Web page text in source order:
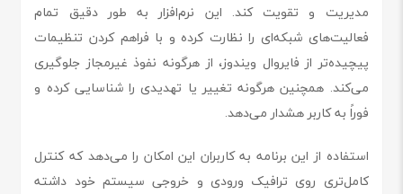
مدیریت و تقویت کند. این نرم‌افزار به طور دقیق تمام
فعالیت‌های شبکه‌ای را نظارت کرده و با فراهم کردن تنظیمات
پیچیده‌تر از فایروال ویندوز، از هرگونه نفوذ غیرمجاز جلوگیری
می‌کند. همچنین هرگونه تغییر یا تهدیدی را شناسایی کرده و
فوراً به کاربر هشدار می‌دهد.
استفاده از این برنامه به کاربران این امکان را می‌دهد که کنترل
کامل‌تری روی ترافیک ورودی و خروجی سیستم خود داشته